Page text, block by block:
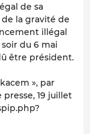
de sa
la gravité de
illégal
du 6 mai
être président.
», par
19 juillet